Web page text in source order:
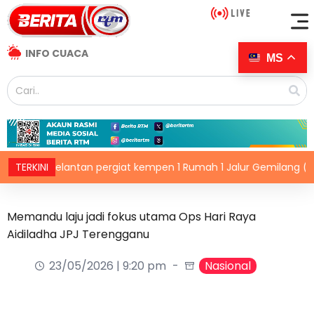
INFO CUACA
TERKINI
Kelantan pergiat kempen 1 Rumah 1 Jalur Gemilang (1R1JG)
Memandu laju jadi fokus utama Ops Hari Raya
Aidiladha JPJ Terengganu
23/05/2026 | 9:20 pm
Nasional
MS